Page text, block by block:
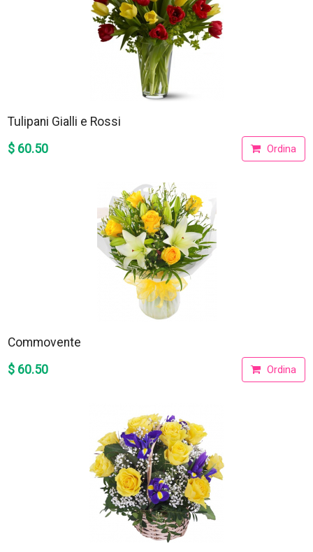
Tulipani Gialli e Rossi
$ 60.50
Ordina
Commovente
$ 60.50
Ordina